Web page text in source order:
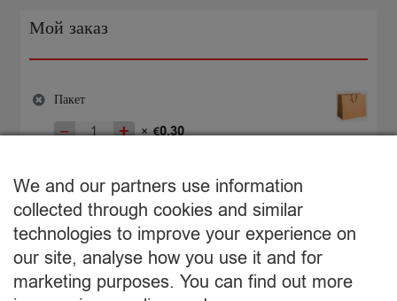
Мой заказ
Пакет
−
Количество
Пакет
+ × €0,30
Подытог: €0,30
Просмотр корзины
Оформление заказа
We and our partners use information
collected through cookies and similar
technologies to improve your experience on
our site, analyse how you use it and for
marketing purposes. You can find out more